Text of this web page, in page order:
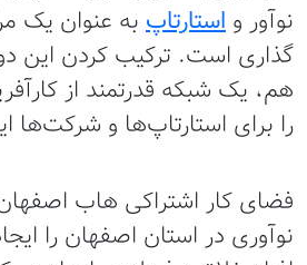
نوآور واستارتاپبه عنوان یک
گذاری است. ترکیب کردن این دو
هم، یک شبکه قدرتمند از
را برای استارتاپ‌ها و شرکت‌ها
فضای کار اشتراکی هاب
نوآوری در استان اصفهان را